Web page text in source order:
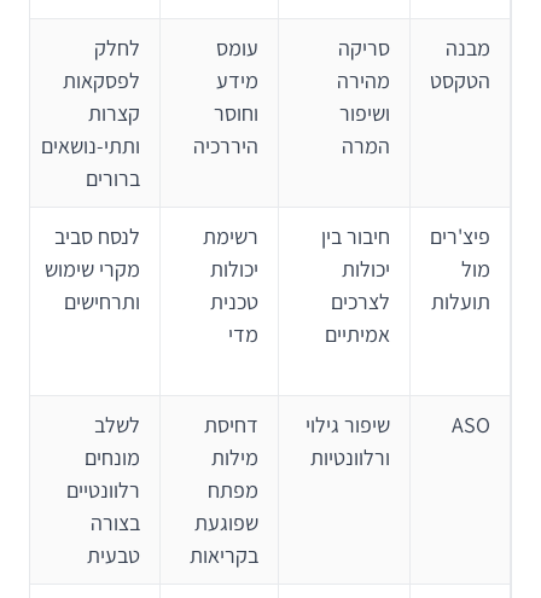
מבנה
הטקסט
סריקה
מהירה
ושיפור
המרה
עומס
מידע
וחוסר
היררכיה
לחלק
לפסקאות
קצרות
ותתי-נושאים
ברורים
פיצ'רים
מול
תועלות
חיבור בין
יכולות
לצרכים
אמיתיים
רשימת
יכולות
טכנית
מדי
לנסח סביב
מקרי שימוש
ותרחישים
ASO
שיפור גילוי
ורלוונטיות
דחיסת
מילות
מפתח
שפוגעת
בקריאות
לשלב
מונחים
רלוונטיים
בצורה
טבעית